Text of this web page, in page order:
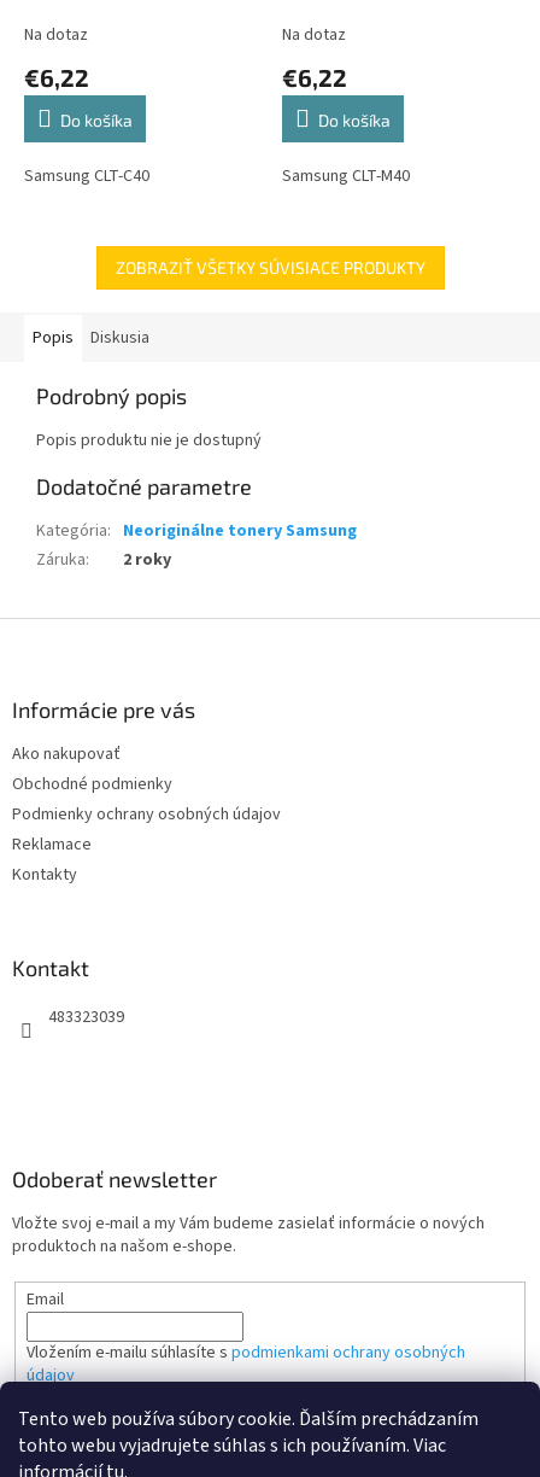
Tento web používa súbory cookie. Ďalším prechádzaním
tohto webu vyjadrujete súhlas s ich používaním. Viac
Na dotaz
€6,22
Do košíka
Samsung CLT-C40
Na dotaz
€6,22
Do košíka
Samsung CLT-M40
ZOBRAZIŤ VŠETKY SÚVISIACE PRODUKTY
Popis Diskusia
Podrobný popis
Popis produktu nie je dostupný
Dodatočné parametre
Kategória: Neoriginálne tonery Samsung
Záruka: 2 roky
Informácie pre vás
Ako nakupovať
Obchodné podmienky
Podmienky ochrany osobných údajov
Reklamace
Kontakty
Kontakt
483323039
Odoberať newsletter
Vložte svoj e-mail a my Vám budeme zasielať informácie o nových
produktoch na našom e-shope.
Email
Vložením e-mailu súhlasíte s podmienkami ochrany osobných
údajov
PRIHLÁSIŤ SA